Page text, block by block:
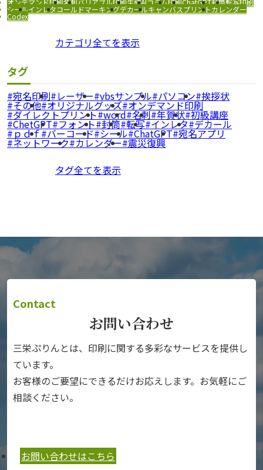
シールインレタコールドマーキングデカールキャンバスプリントカレンダー
Codex
カテゴリ全てを表示
タグ
宛名印刷 レーザー vbsサンプル パソコン 挨拶状
その他 オリジナルグッズ オンデマンド印刷
ダイレクトプリント word 名刺 年賀状 初級講座
ChetGPT フォント 封筒 転写 インレタ デカール
ｐｄｆ バーコード シール ChatGPT 宛名アプリ
ネットワーク カレンダー 震災復興
タグ全てを表示
Contact
お問い合わせ
三栄ぷりんとは、印刷に関する多彩なサービスを提供し
ています。
お客様のご要望にできるだけお応えします。お気軽にご
相談ください。
お問い合わせはこちら